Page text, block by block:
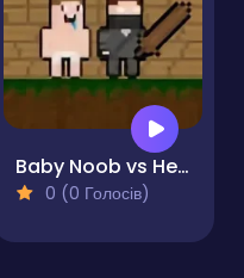
Baby Noob vs Heroman 2 Player
0 (0 Голосів)